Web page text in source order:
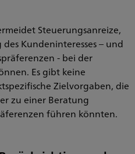
Steuerungsanreize,
Kundeninteresses – und
- bei der
Es gibt keine
Zielvorgaben, die
zu einer Beratung
führen könnten.